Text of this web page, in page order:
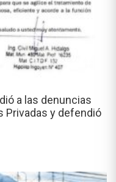
a las denuncias
Privadas y defendió